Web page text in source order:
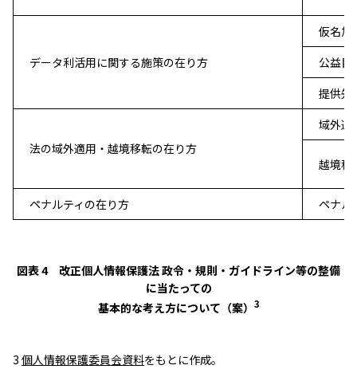
データ利活用に関する施策の在り方
仮名加
公益目
提供先
法の域外適用・越境移転の在り方
域外適
越境移
ペナルティの在り方 ペナル
図表 4 改正個人情報保護法 政令・規則・ガイドライン等の整備
に当たっての
基本的な考え方について（案） 3
3 個人情報保護委員会資料をもとに作成。